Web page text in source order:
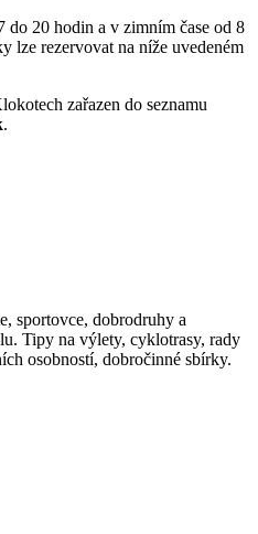
do 20 hodin a v zimním čase od 8
lze rezervovat na níže uvedeném
zařazen do seznamu
.
sportovce, dobrodruhy a
Tipy na výlety, cyklotrasy, rady
osobností, dobročinné sbírky.